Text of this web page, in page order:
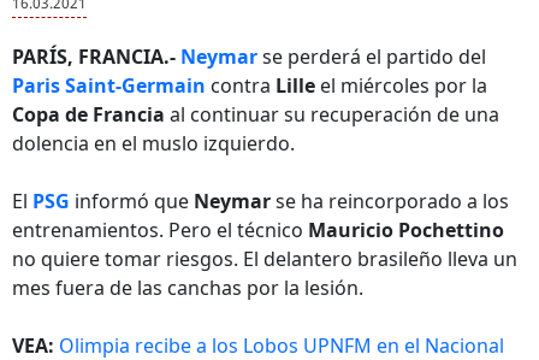
PARÍS, FRANCIA.- Neymarse perderá el partido del
Paris Saint-Germain contra Lille el miércoles por la
Copa de Francia al continuar su recuperación de una
dolencia en el muslo izquierdo.
El PSG informó que Neymarse ha reincorporado a los
entrenamientos. Pero el técnico Mauricio Pochettino
no quiere tomar riesgos. El delantero brasileño lleva un
mes fuera de las canchas por la lesión.
VEA: Olimpia recibe a los Lobos UPNFM en el Nacional